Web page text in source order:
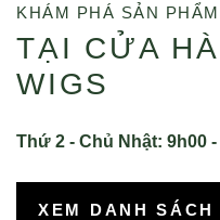
KHÁM PHÁ SẢN PHẨM
TẠI CỬA
WIGS
Thứ 2 - Chủ Nhật: 9h00 -
XEM DANH SÁCH